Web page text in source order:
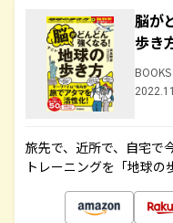
脳が
歩き
旅先で、近所で、自宅で
トレーニングを「地球